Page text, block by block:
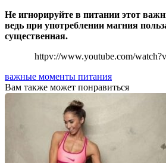
Не игнорируйте в питании этот
ведь при употреблении магния
существенная.
httpv://www.youtube.com/
важные моменты питания
Вам также может понравиться